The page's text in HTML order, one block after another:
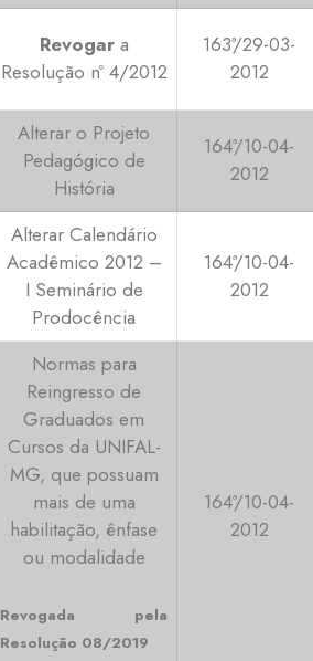
Revogara
Resolução nº 4/2012
163ª/29-03-
2012
Alterar o Projeto
Pedagógico de
História
164ª/10-04-
2012
Alterar Calendário
Acadêmico 2012 –
I Seminário de
Prodocência
164ª/10-04-
2012
Normas para
Reingresso de
Graduados em
Cursos da UNIFAL-
MG, que possuam
mais de uma
habilitação, ênfase
ou modalidade
Revogada pela
Resolução 08/2019
164ª/10-04-
2012